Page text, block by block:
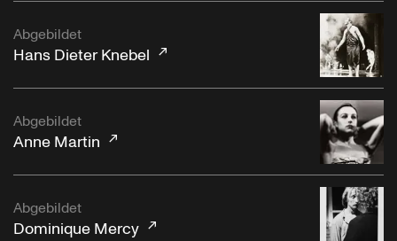
Abgebildet
Hans Dieter Knebel
Abgebildet
Anne Martin
Abgebildet
Dominique Mercy